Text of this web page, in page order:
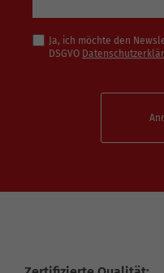
Ja, ich möchte den
DSGVO